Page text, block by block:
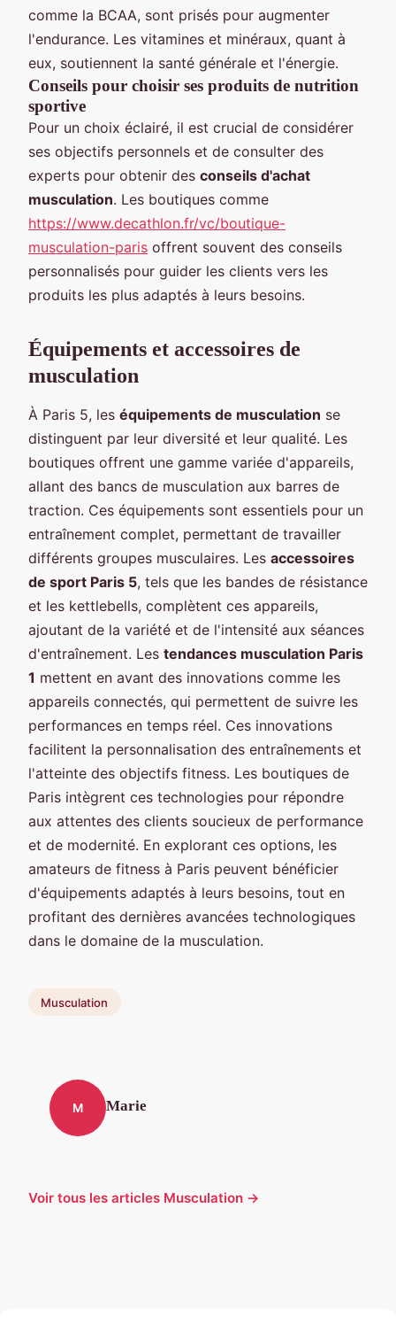
comme la BCAA, sont prisés pour augmenter
l'endurance. Les vitamines et minéraux, quant à
eux, soutiennent la santé générale et l'énergie.
Conseils pour choisir ses produits de nutrition
sportive
Pour un choix éclairé, il est crucial de considérer
ses objectifs personnels et de consulter des
experts pour obtenir des conseils d'achat
musculation. Les boutiques comme
https://www.decathlon.fr/vc/boutique-
musculation-paris offrent souvent des conseils
personnalisés pour guider les clients vers les
produits les plus adaptés à leurs besoins.
Équipements et accessoires de
musculation
À Paris 5, les équipements de musculation se
distinguent par leur diversité et leur qualité. Les
boutiques offrent une gamme variée d'appareils,
allant des bancs de musculation aux barres de
traction. Ces équipements sont essentiels pour un
entraînement complet, permettant de travailler
différents groupes musculaires. Les accessoires
de sport Paris 5, tels que les bandes de résistance
et les kettlebells, complètent ces appareils,
ajoutant de la variété et de l'intensité aux séances
d'entraînement. Les tendances musculation Paris
1 mettent en avant des innovations comme les
appareils connectés, qui permettent de suivre les
performances en temps réel. Ces innovations
facilitent la personnalisation des entraînements et
l'atteinte des objectifs fitness. Les boutiques de
Paris intègrent ces technologies pour répondre
aux attentes des clients soucieux de performance
et de modernité. En explorant ces options, les
amateurs de fitness à Paris peuvent bénéficier
d'équipements adaptés à leurs besoins, tout en
profitant des dernières avancées technologiques
dans le domaine de la musculation.
Musculation
M Marie
Voir tous les articles Musculation →